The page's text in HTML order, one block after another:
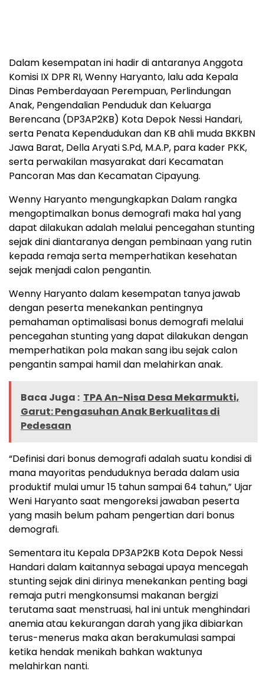
Dalam kesempatan ini hadir di antaranya Anggota
Komisi IX DPR RI, Wenny Haryanto, lalu ada Kepala
Dinas Pemberdayaan Perempuan, Perlindungan
Anak, Pengendalian Penduduk dan Keluarga
Berencana (DP3AP2KB) Kota Depok Nessi Handari,
serta Penata Kependudukan dan KB ahli muda BKKBN
Jawa Barat, Della Aryati S.Pd, M.A.P, para kader PKK,
serta perwakilan masyarakat dari Kecamatan
Pancoran Mas dan Kecamatan Cipayung.
Wenny Haryanto mengungkapkan Dalam rangka
mengoptimalkan bonus demografi maka hal yang
dapat dilakukan adalah melalui pencegahan stunting
sejak dini diantaranya dengan pembinaan yang rutin
kepada remaja serta memperhatikan kesehatan
sejak menjadi calon pengantin.
Wenny Haryanto dalam kesempatan tanya jawab
dengan peserta menekankan pentingnya
pemahaman optimalisasi bonus demografi melalui
pencegahan stunting yang dapat dilakukan dengan
memperhatikan pola makan sang ibu sejak calon
pengantin sampai hamil dan melahirkan anak.
Baca Juga : TPA An-Nisa Desa Mekarmukti,
Garut: Pengasuhan Anak Berkualitas di
Pedesaan
“Definisi dari bonus demografi adalah suatu kondisi di
mana mayoritas penduduknya berada dalam usia
produktif mulai umur 15 tahun sampai 64 tahun,” Ujar
Weni Haryanto saat mengoreksi jawaban peserta
yang masih belum paham pengertian dari bonus
demografi.
Sementara itu Kepala DP3AP2KB Kota Depok Nessi
Handari dalam kaitannya sebagai upaya mencegah
stunting sejak dini dirinya menekankan penting bagi
remaja putri mengkonsumsi makanan bergizi
terutama saat menstruasi, hal ini untuk menghindari
anemia atau kekurangan darah yang jika dibiarkan
terus-menerus maka akan berakumulasi sampai
ketika hendak menikah bahkan waktunya
melahirkan nanti.